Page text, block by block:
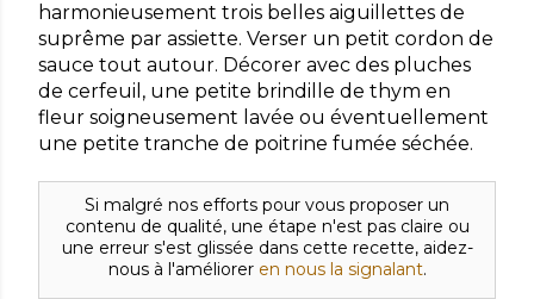
harmonieusement trois belles aiguillettes de
suprême par assiette. Verser un petit cordon de
sauce tout autour. Décorer avec des pluches
de cerfeuil, une petite brindille de thym en
fleur soigneusement lavée ou éventuellement
une petite tranche de poitrine fumée séchée.
Si malgré nos efforts pour vous proposer un
contenu de qualité, une étape n'est pas claire ou
une erreur s'est glissée dans cette recette, aidez-
nous à l'améliorer en nous la signalant.